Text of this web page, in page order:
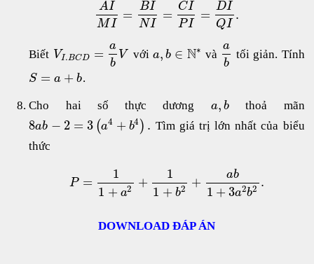
AI
MI
= BI
NI
= CI
PI
= DI
QI
.
Biết VI.BCD = a
b
V vớia, b ∈ N∗ và
a
b
tối giản. Tính
S = a + b.
Cho hai số thực dương a, b thoả mãn
8ab − 2 = 3 (a4 + b4) . Tìm giá trị lớn nhất của biểu
thức
P =
1
1 + a2 +
1
1 + b2 + ab
1 + 3a2b2 .
DOWNLOAD ĐÁP ÁN